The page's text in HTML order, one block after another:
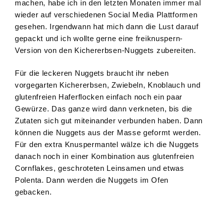
machen, habe ich in den letzten Monaten immer mal
wieder auf verschiedenen Social Media Plattformen
gesehen. Irgendwann hat mich dann die Lust darauf
gepackt und ich wollte gerne eine freiknuspern-
Version von den Kichererbsen-Nuggets zubereiten.
Für die leckeren Nuggets braucht ihr neben
vorgegarten Kichererbsen, Zwiebeln, Knoblauch und
glutenfreien Haferflocken einfach noch ein paar
Gewürze. Das ganze wird dann verkneten, bis die
Zutaten sich gut miteinander verbunden haben. Dann
können die Nuggets aus der Masse geformt werden.
Für den extra Knuspermantel wälze ich die Nuggets
danach noch in einer Kombination aus glutenfreien
Cornflakes, geschroteten Leinsamen und etwas
Polenta. Dann werden die Nuggets im Ofen
gebacken.